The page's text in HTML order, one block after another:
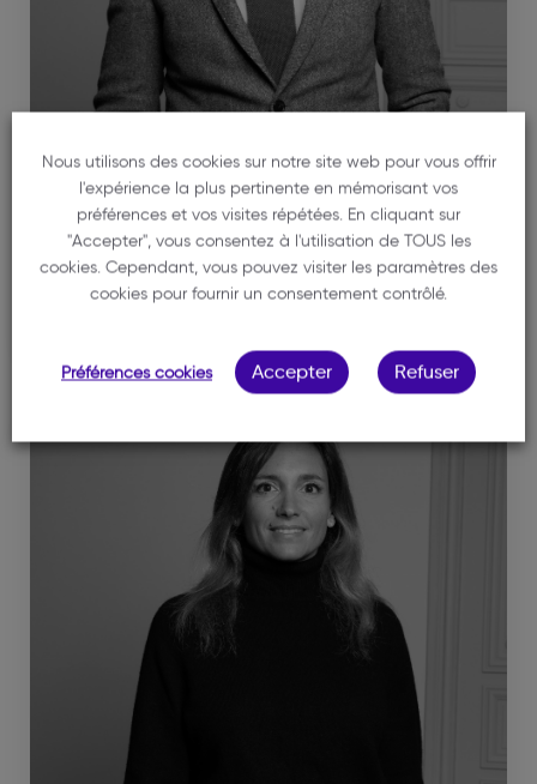
GUITARD
Stéphane
Bâtonnier
Nous utilisons des cookies sur notre site web pour vous offrir
l'expérience la plus pertinente en mémorisant vos
préférences et vos visites répétées. En cliquant sur
"Accepter", vous consentez à l'utilisation de TOUS les
cookies. Cependant, vous pouvez visiter les paramètres des
cookies pour fournir un consentement contrôlé.
Préférences cookies Accepter Refuser